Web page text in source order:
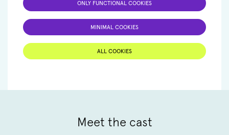
ONLY FUNCTIONAL COOKIES
MINIMAL COOKIES
ALL COOKIES
Meet the cast